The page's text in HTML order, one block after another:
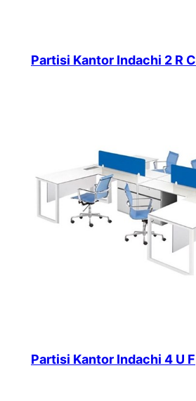
Partisi Kantor Indachi 2 R C
Partisi Kantor Indachi 4 U F